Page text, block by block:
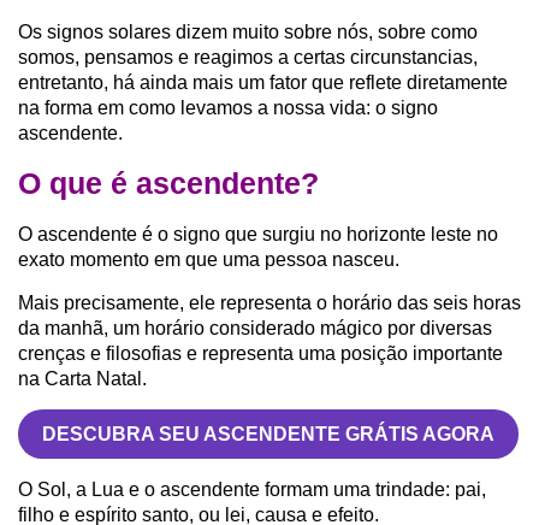
Os signos solares dizem muito sobre nós, sobre como
somos, pensamos e reagimos a certas circunstancias,
entretanto, há ainda mais um fator que reflete diretamente
na forma em como levamos a nossa vida: o signo
ascendente.
O que é ascendente?
O ascendente é o signo que surgiu no horizonte leste no
exato momento em que uma pessoa nasceu.
Mais precisamente, ele representa o horário das seis horas
da manhã, um horário considerado mágico por diversas
crenças e filosofias e representa uma posição importante
na Carta Natal.
DESCUBRA SEU ASCENDENTE GRÁTIS AGORA
O Sol, a Lua e o ascendente formam uma trindade: pai,
filho e espírito santo, ou lei, causa e efeito.